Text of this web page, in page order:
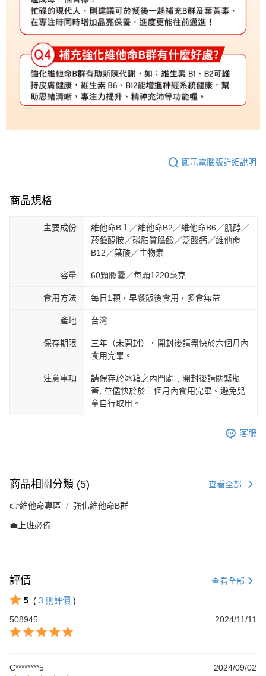
顯示電腦版詳細說明
商品規格
主要成份
維他命B１／維他命B2／維他命B6／肌醇／
菸鹼醯胺／磷脂質膽鹼／泛酸鈣／維他命
B12／葉酸／生物素
容量 60顆膠囊／每顆1220毫克
食用方法 每日1顆，早餐飯後食用，多食無益
產地 台灣
保存期限
三年（未開封）。開封後請盡快於六個月內
食用完畢。
注意事項
請保存於冰箱之內門處﹐開封後請關緊瓶
蓋, 並儘快於於三個月內食用完畢。避免兒
童自行取用。
客服
商品相關分類 (5) 查看全部
👉維他命專區 強化維他命B群
💼上班必備
評價 查看全部
5 ( 3 則評價 )
508945
2024/11/11
C********5 2024/09/02